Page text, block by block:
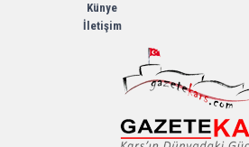
Künye
İletişim